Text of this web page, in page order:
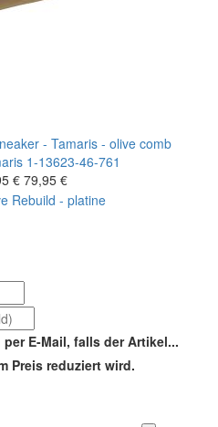
1-13623-46-761
€ 79,95 €
E-Mail, falls der Artikel...
Preis reduziert wird.